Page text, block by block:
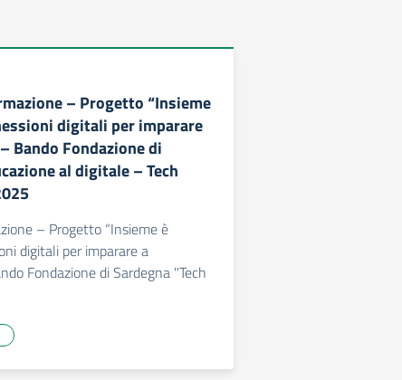
– Progetto “Insieme
digitali per imparare
Bando Fondazione di
al digitale – Tech
– Progetto “Insieme è
digitali per imparare a
Fondazione di Sardegna "Tech